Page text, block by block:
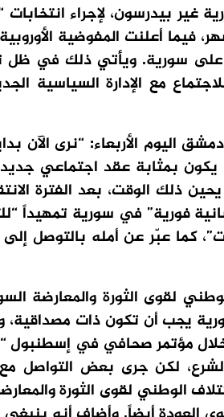
غير بيدرسون، لإجراء انتخابات
فيما أعلنت المفوضية
على سورية. ويأتي ذلك في ظل
مع الإدارة السياسية
اليوم الأربعاء: “نرى الآن
بمثابة عقد اجتماعي جديد
ذلك الوقت، بعد الفترة
فورية” في سورية تمهيداً
كما عبّر عن أمله بالتوصل
لقوى الثورة والمعارضة
سورية يجب أن تكون ذات
مؤتمر صحافي في إسطنبول
لكن جرى بعض التواصل
الوطني لقوى الثورة